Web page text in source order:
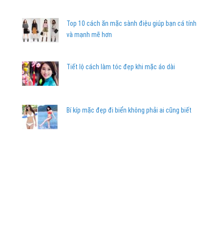
Top 10 cách ăn mặc sành điệu giúp bạn cá tính
và mạnh mẽ hơn
Tiết lộ cách làm tóc đẹp khi mặc áo dài
Bí kíp mặc đẹp đi biển không phải ai cũng biết